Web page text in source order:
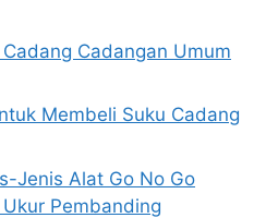
Cadangan Umum
Membeli Suku Cadang
Jenis Alat Go No Go
Pembanding